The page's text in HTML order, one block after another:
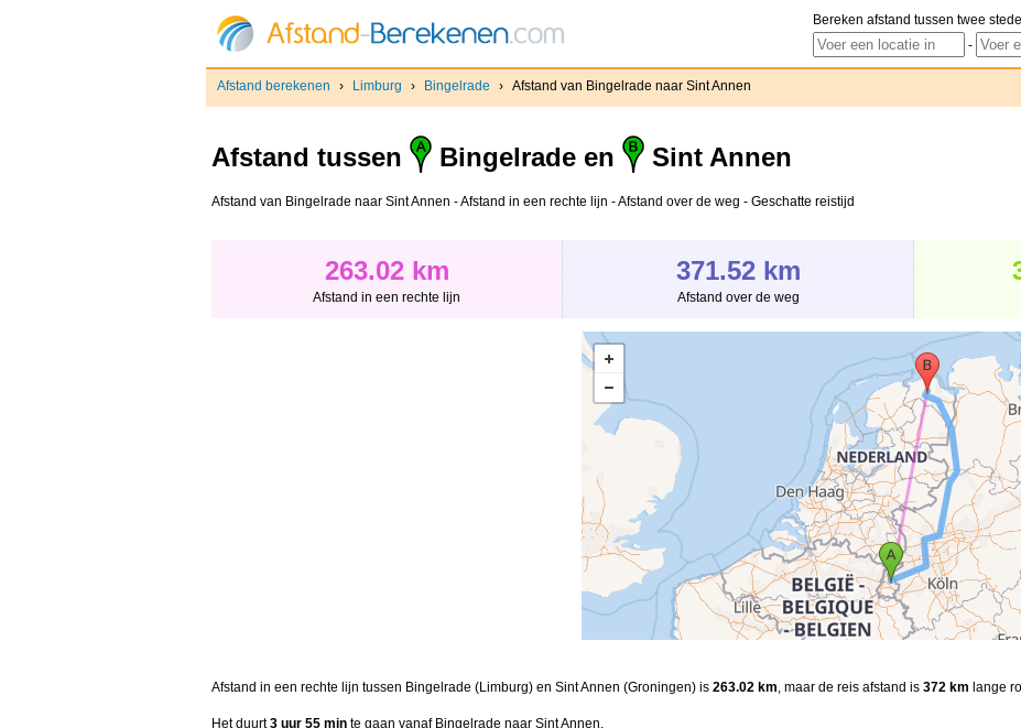
Bereken afstand tussen twee
-
Afstand berekenen › Limburg › Bingelrade › Afstand van Bingelrade naar Sint Annen
Afstand tussen Bingelrade en Sint Annen
Afstand van Bingelrade naar Sint Annen - Afstand in een rechte lijn - Afstand over de weg - Geschatte reistijd
263.02 km
Afstand in een rechte lijn
371.52 km
Afstand over de weg
Afstand in een rechte lijn tussen Bingelrade (Limburg) en Sint Annen (Groningen) is 263.02 km, maar de reis afstand is 372 km lange
Het duurt3 uur 55 min te gaan vanaf Bingelrade naar Sint Annen.